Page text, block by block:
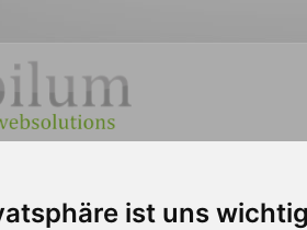
ist uns